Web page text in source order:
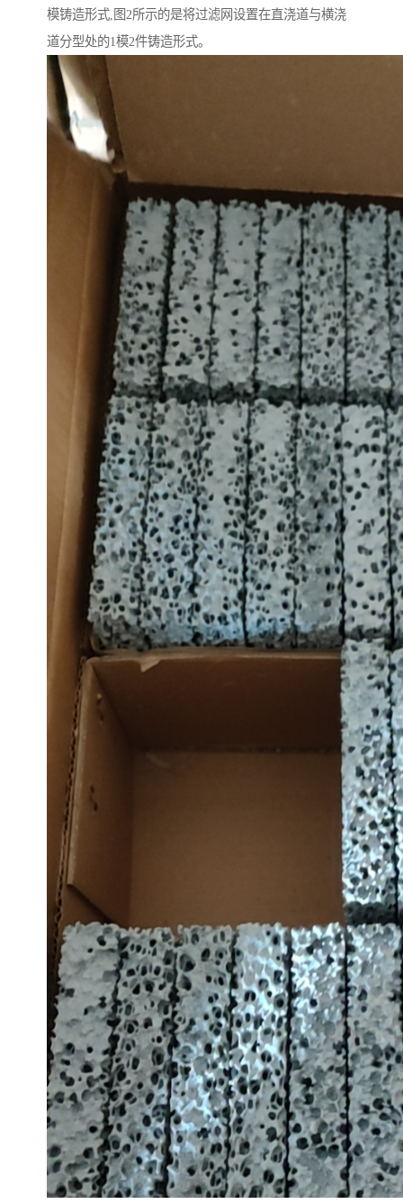
模铸造形式,图2所示的是将过滤网设置在直浇道与横浇
道分型处的1模2件铸造形式。